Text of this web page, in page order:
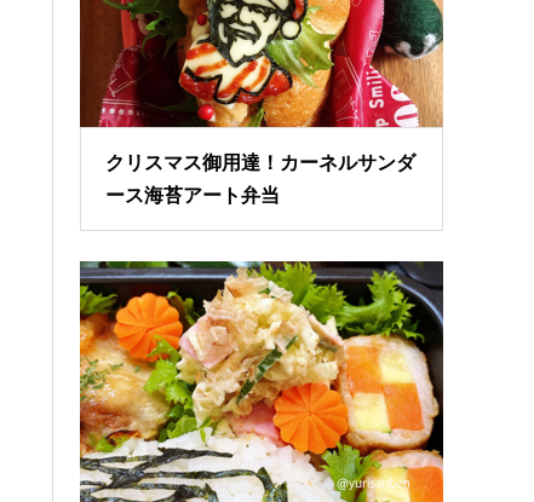
クリスマス御用達！カーネルサンダ
ース海苔アート弁当